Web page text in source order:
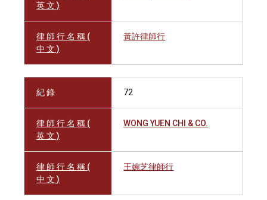
英 文 )
律 師 行 名 稱 (
中 文 )
黃許律師行
紀 錄 72
律 師 行 名 稱 (
英 文 )
WONG YUEN CHI & CO.
律 師 行 名 稱 (
中 文 )
王婉芝律師行